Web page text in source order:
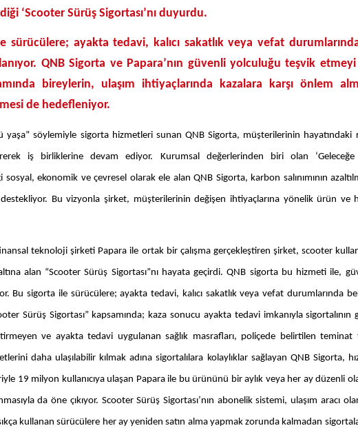
‘Scooter Sürüş Sigortası’nı duyurdu.
sürücülere; ayakta tedavi, kalıcı sakatlık veya vefat
QNB Sigorta ve Papara’nın güvenli yolculuğu teşvik etmeyi
bireylerin, ulaşım ihtiyaçlarında kazalara karşı önlem
de hedefleniyor.
yaşa” söylemiyle sigorta hizmetleri sunan QNB Sigorta, müşterilerinin hayatındaki
iş birliklerine devam ediyor. Kurumsal değerlerinden biri olan ‘Geleceğe
ekonomik ve çevresel olarak ele alan QNB Sigorta, karbon salınımının
Bu vizyonla şirket, müşterilerinin değişen ihtiyaçlarına yönelik ürün ve
teknoloji şirketi Papara ile ortak bir çalışma gerçekleştiren şirket, scooter
alan “Scooter Sürüş Sigortası”nı hayata geçirdi.QNB sigorta bu hizmeti ile,
Bu sigorta ile sürücülere; ayakta tedavi, kalıcı sakatlık veya vefat durumlarında
Sürüş Sigortası” kapsamında; kaza sonucu ayakta tedavi imkanıyla sigortalının
ve ayakta tedavi uygulanan sağlık masrafları, poliçede belirtilen teminat
daha ulaşılabilir kılmak adına sigortalılara kolaylıklar sağlayan QNB Sigorta,
19 milyon kullanıcıya ulaşan Papara ile bu ürününü bir aylık veya her ay düzenli
da öne çıkıyor. Scooter Sürüş Sigortası’nın abonelik sistemi, ulaşım aracı
kullanan sürücülere her ay yeniden satın alma yapmak zorunda kalmadan